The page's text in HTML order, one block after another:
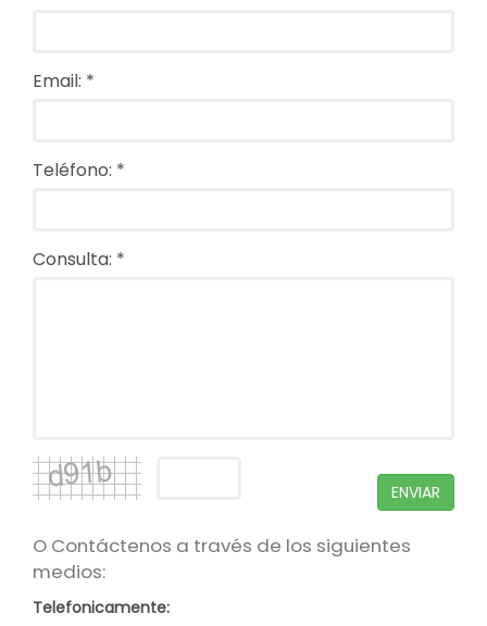
Email: *
Teléfono: *
Consulta: *
ENVIAR
O Contáctenos a través de los siguientes
medios:
Telefonicamente: